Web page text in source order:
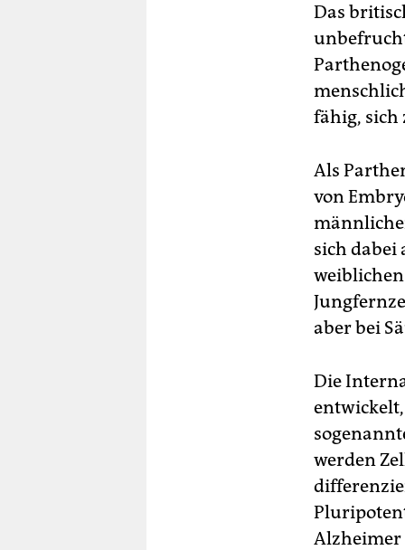
Das
fähig, sich
Als
von
sich dabei
aber bei
Die
werden
Alzheimer